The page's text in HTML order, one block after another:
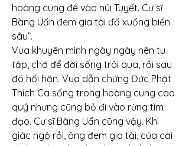
hoàng cung để vào núi Tuyết. Cư sĩ
Bàng Uẩn đem gia tài đổ xuống biển
sâu”.
Vua khuyên mình ngày ngày nên tu
tập, chớ để đời sống trôi qua, rồi sau
đó hối hận. Vua dẫn chứng Đức Phật
Thích Ca sống trong hoàng cung cao
quý nhưng cũng bỏ đi vào rừng tìm
đạo. Cư sĩ Bàng Uẩn cũng vậy. Khi
giác ngộ rồi, ông đem gia tài, của cải